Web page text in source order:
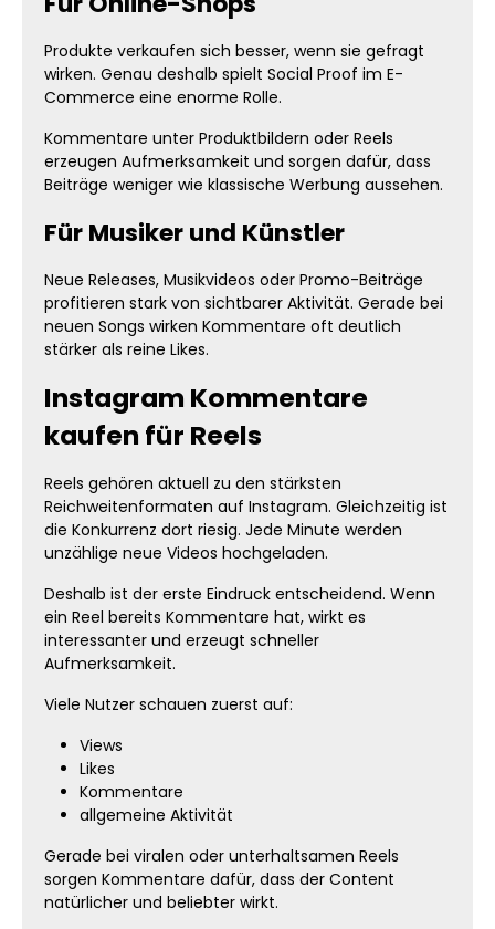
Produkte verkaufen sich besser, wenn sie gefragt
wirken. Genau deshalb spielt Social Proof im E-
Commerce eine enorme Rolle.
Kommentare unter Produktbildern oder Reels
erzeugen Aufmerksamkeit und sorgen dafür, dass
Beiträge weniger wie klassische Werbung aussehen.
Für Musiker und Künstler
Neue Releases, Musikvideos oder Promo-Beiträge
profitieren stark von sichtbarer Aktivität. Gerade bei
neuen Songs wirken Kommentare oft deutlich
stärker als reine Likes.
Instagram Kommentare
kaufen für Reels
Reels gehören aktuell zu den stärksten
Reichweitenformaten auf Instagram. Gleichzeitig ist
die Konkurrenz dort riesig. Jede Minute werden
unzählige neue Videos hochgeladen.
Deshalb ist der erste Eindruck entscheidend. Wenn
ein Reel bereits Kommentare hat, wirkt es
interessanter und erzeugt schneller
Aufmerksamkeit.
Viele Nutzer schauen zuerst auf:
Views
Likes
Kommentare
allgemeine Aktivität
Gerade bei viralen oder unterhaltsamen Reels
sorgen Kommentare dafür, dass der Content
natürlicher und beliebter wirkt.